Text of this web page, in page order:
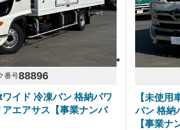
番号88896
イド 冷凍バン 格納パワ
エアサス【事業ナンバ
【未使
バン 格納
【事業ナ